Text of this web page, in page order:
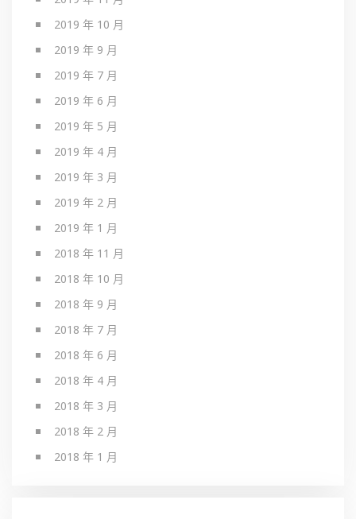
2019 年 10 月
2019 年 9 月
2019 年 7 月
2019 年 6 月
2019 年 5 月
2019 年 4 月
2019 年 3 月
2019 年 2 月
2019 年 1 月
2018 年 11 月
2018 年 10 月
2018 年 9 月
2018 年 7 月
2018 年 6 月
2018 年 4 月
2018 年 3 月
2018 年 2 月
2018 年 1 月